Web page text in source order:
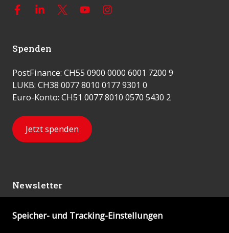
Spenden
PostFinance: CH55 0900 0000 6001 7200 9
LUKB: CH38 0077 8010 0177 9301 0
Euro-Konto: CH51 0077 8010 0570 5430 2
Jetzt spenden
Newsletter
Abonnieren
Speicher- und Tracking-Einstellungen